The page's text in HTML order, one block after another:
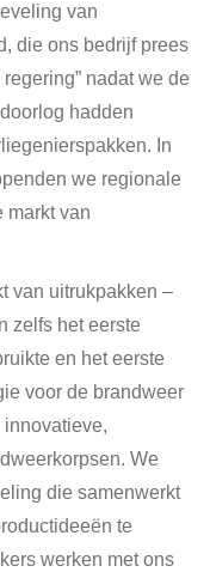
van
die ons bedrijf prees
nadat we de
hadden
In
we regionale
markt van
van uitrukpakken –
zelfs het eerste
en het eerste
voor de brandweer
We
die samenwerkt
te
werken met ons